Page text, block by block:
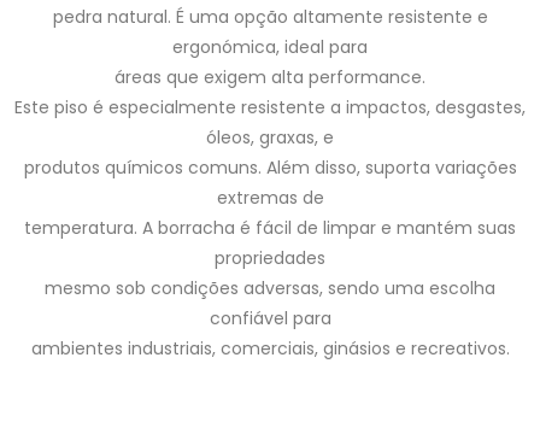
pedra natural. É uma opção altamente resistente e
ergonómica, ideal para
áreas que exigem alta performance.
Este piso é especialmente resistente a impactos, desgastes,
óleos, graxas, e
produtos químicos comuns. Além disso, suporta variações
extremas de
temperatura. A borracha é fácil de limpar e mantém suas
propriedades
mesmo sob condições adversas, sendo uma escolha
confiável para
ambientes industriais, comerciais, ginásios e recreativos.